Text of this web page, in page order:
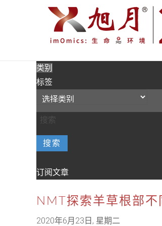
类别
标签
搜索
订阅文章
NMT探索羊草根部
2020年6月23日, 星期二